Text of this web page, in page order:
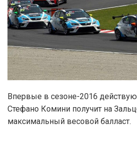
Впервые в сезоне-2016
Стефано Комини получит на
максимальный весовой балласт.